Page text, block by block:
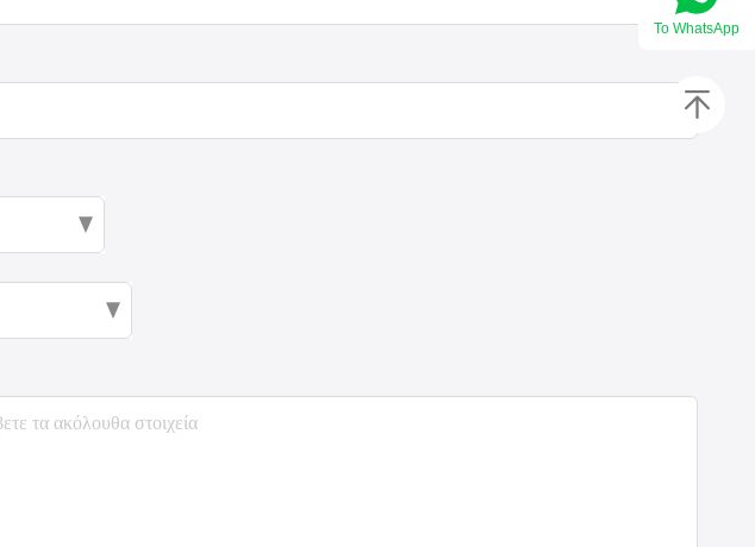
Το WhatsApp